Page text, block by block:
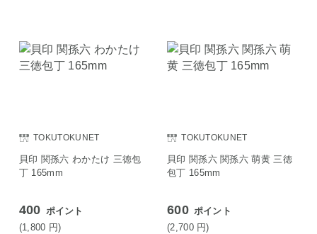
TOKUTOKUNET
貝印 関孫六 わかたけ 三徳包
丁 165mm
400 ポイント
(1,800 円)
TOKUTOKUNET
貝印 関孫六 関孫六 萌黄 三徳
包丁 165mm
600 ポイント
(2,700 円)